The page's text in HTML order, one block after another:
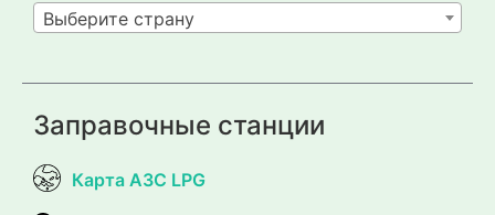
Выберите страну
Заправочные станции
Карта АЗС LPG